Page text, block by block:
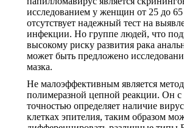
исследованием у женщин от 25 до
отсутствует надежный тест на
инфекции. Но группе людей, что
высокому риску развития рака
может быть предложено
мазка.
Не малоэффективным является
полимеразной цепной реакции. Он с
точностью определяет наличие
клетках эпителия, таким образом